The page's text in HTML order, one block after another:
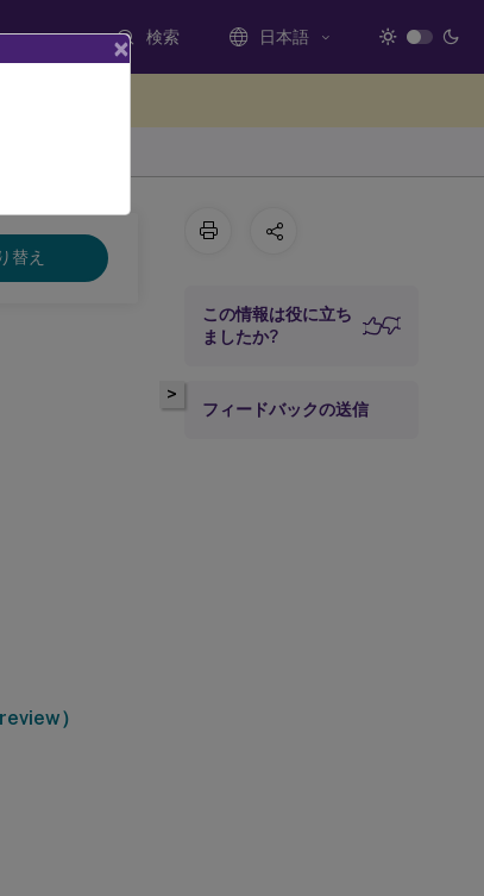
検索 日本語
替え
）
>
この情報は役に立ち
ましたか?
フィードバックの送信
×